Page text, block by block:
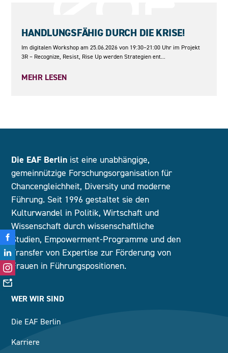
HANDLUNGSFÄHIG DURCH DIE KRISE!
Im digitalen Workshop am 25.06.2026 von 19:30–21:00 Uhr im Projekt
3R – Recognize, Resist, Rise Up werden Strategien ent...
MEHR LESEN
Die EAF Berlin ist eine unabhängige,
gemeinnützige Forschungsorganisation für
Chancengleichheit, Diversity und moderne
Führung. Seit 1996 gestaltet sie den
Kulturwandel in Politik, Wirtschaft und
Wissenschaft durch wissenschaftliche
Studien, Empowerment-Programme und den
Transfer von Expertise zur Förderung von
Frauen in Führungspositionen.
WER WIR SIND
Die EAF Berlin
Karriere